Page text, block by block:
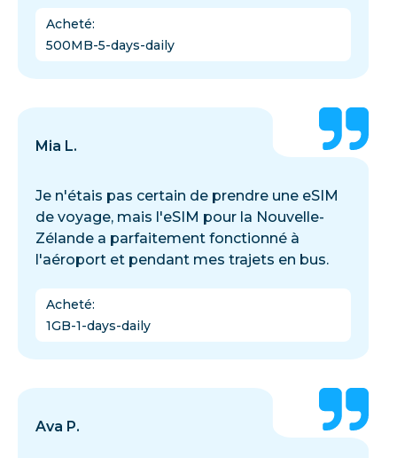
Acheté:
500MB-5-days-daily
Mia L.
Je n'étais pas certain de prendre une eSIM
de voyage, mais l'eSIM pour la Nouvelle-
Zélande a parfaitement fonctionné à
l'aéroport et pendant mes trajets en bus.
Acheté:
1GB-1-days-daily
Ava P.